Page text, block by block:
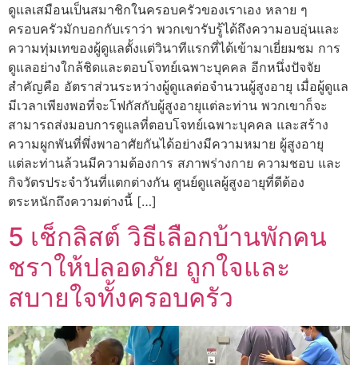
ดูแลเสมือนเป็นสมาชิกในครอบครัวของเราเอง หลาย ๆ
ครอบครัวมักบอกกับเราว่า พวกเขารับรู้ได้ถึงความอบอุ่นและ
ความทุ่มเทของผู้ดูแลตั้งแต่วินาทีแรกที่ได้เข้ามาเยี่ยมชม การ
ดูแลอย่างใกล้ชิดและตอบโจทย์เฉพาะบุคคล อีกหนึ่งปัจจัย
สำคัญคือ อัตราส่วนระหว่างผู้ดูแลต่อจำนวนผู้สูงอายุ เมื่อผู้ดูแล
มีเวลาเพียงพอที่จะโฟกัสกับผู้สูงอายุแต่ละท่าน พวกเขาก็จะ
สามารถส่งมอบการดูแลที่ตอบโจทย์เฉพาะบุคคล และสร้าง
ความผูกพันที่พึ่งพาอาศัยกันได้อย่างมีความหมาย ผู้สูงอายุ
แต่ละท่านล้วนมีความต้องการ สภาพร่างกาย ความชอบ และ
กิจวัตรประจำวันที่แตกต่างกัน ศูนย์ดูแลผู้สูงอายุที่ดีต้อง
ตระหนักถึงความต่างนี้ […]
5 เช็กลิสต์ วิธีเลือกบ้านพักคน
ชราให้ปลอดภัย ถูกใจและ
สบายใจทั้งครอบครัว